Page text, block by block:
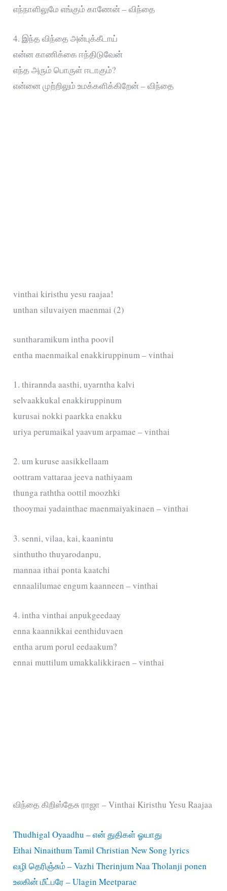
எந்நாளிலுமே எங்கும் காணேன் – விந்தை
4. இந்த விந்தை அன்புக்கீடாய்
என்ன காணிக்கை ஈந்திடுவேன்
எந்த அரும் பொருள் ஈடாகும்?
என்னை முற்றிலும் உமக்களிக்கிறேன் – விந்தை
vinthai kiristhu yesu raajaa!
unthan siluvaiyen maenmai (2)
suntharamikum intha poovil
entha maenmaikal enakkiruppinum – vinthai
1. thirannda aasthi, uyarntha kalvi
selvaakkukal enakkiruppinum
kurusai nokki paarkka enakku
uriya perumaikal yaavum arpamae – vinthai
2. um kuruse aasikkellaam
oottram vattaraa jeeva nathiyaam
thunga raththa oottil moozhki
thooymai yadainthae maenmaiyakinaen – vinthai
3. senni, vilaa, kai, kaanintu
sinthutho thuyarodanpu,
mannaa ithai ponta kaatchi
ennaalilumae engum kaanneen – vinthai
4. intha vinthai anpukgeedaay
enna kaannikkai eenthiduvaen
entha arum porul eedaakum?
ennai muttilum umakkalikkiraen – vinthai
விந்தை கிறிஸ்தேசு ராஜா – Vinthai Kiristhu Yesu Raajaa
Thudhigal Oyaadhu – என் துதிகள் ஓயாது
Ethai Ninaithum Tamil Christian New Song lyrics
வழி தெரிஞ்சும் – Vazhi Therinjum Naa Tholanji ponen
உலகின் மீட்பரே – Ulagin Meetparae